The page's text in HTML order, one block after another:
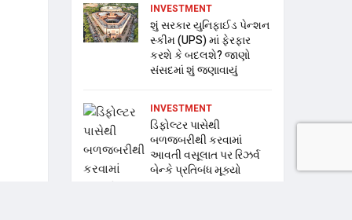
INVESTMENT
શું સરકાર યુનિફાઈડ પેન્શન
સ્કીમ (UPS) માં ફેરફાર
કરશે કે બદલશે? જાણો
સંસદમાં શું જણાવાયું
INVESTMENT
ડિફોલ્ટર પાસેથી
બળજબરીથી કરવામાં
આવતી વસૂલાત પર રિઝર્વ
બેન્કે પ્રતિબંધ મૂક્યો